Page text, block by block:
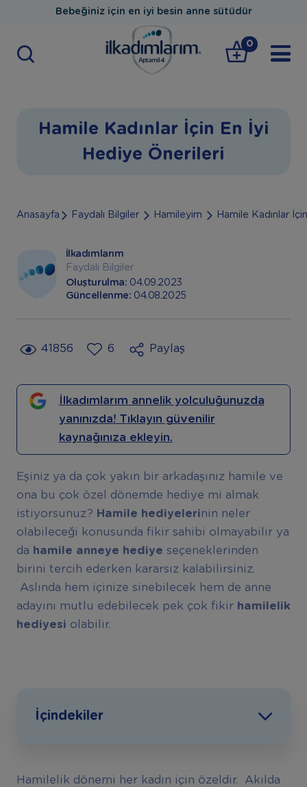
Bebeğiniz için en iyi besin anne sütüdür
0
Hamile Kadınlar İçin En İyi
Hediye Önerileri
Anasayfa Faydalı Bilgiler Hamileyim Hamile Kadınlar
İlkadımlarım
Faydalı Bilgiler
Oluşturulma: 04.09.2023
Güncellenme: 04.08.2025
41856 6 Paylaş
İlkadımlarım annelik yolculuğunuzda
yanınızda! Tıklayın güvenilir
kaynağınıza ekleyin.
Eşiniz ya da çok yakın bir arkadaşınız hamile ve
ona bu çok özel dönemde hediye mi almak
istiyorsunuz? Hamile hediyelerinin neler
olabileceği konusunda fikir sahibi olmayabilir ya
da hamile anneye hediye seçeneklerinden
birini tercih ederken kararsız kalabilirsiniz.
Aslında hem içinize sinebilecek hem de anne
adayını mutlu edebilecek pek çok fikir hamilelik
hediyesi olabilir.
İçindekiler
Hamilelik dönemi her kadın için özeldir. Akılda